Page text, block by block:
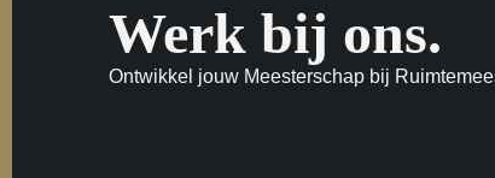
Werk bij ons.
Ontwikkel jouw Meesterschap bij